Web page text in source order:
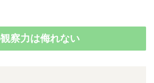
察力は侮れない